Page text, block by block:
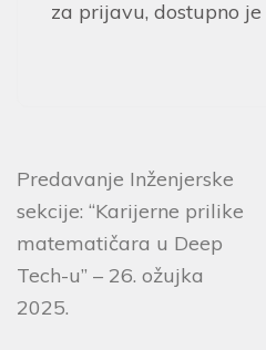
za prijavu, dostupno je
Predavanje Inženjerske
sekcije: “Karijerne prilike
matematičara u Deep
Tech-u” – 26. ožujka
2025.